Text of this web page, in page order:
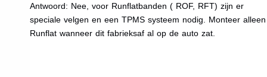
Antwoord: Nee, voor Runflatbanden ( ROF, RFT) zijn er
speciale velgen en een TPMS systeem nodig. Monteer alleen
Runflat wanneer dit fabrieksaf al op de auto zat.